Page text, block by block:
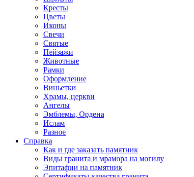
Кресты
Цветы
Иконы
Свечи
Святые
Пейзажи
Животные
Рамки
Оформление
Виньетки
Храмы, церкви
Ангелы
Эмблемы, Ордена
Ислам
Разное
Справка
Как и где заказать памятник
Виды гранита и мрамора на могилу
Эпитафии на памятник